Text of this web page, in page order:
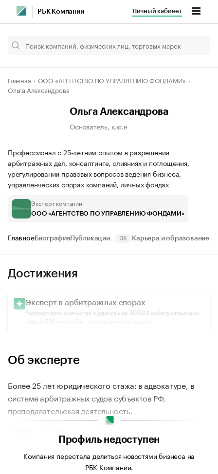
РБК Компании Личный кабинет
Главная
ООО «АГЕНТСТВО ПО УПРАВЛЕНИЮ ФОНДАМИ»
Ольга Александрова
Ольга Александрова
Основатель, к.ю.н
Профессионал с 25-летним опытом в разрешении
арбитражных дел, консалтинге, слияниях и поглощения,
урегулировании правовых вопросов ведения бизнеса,
управленческих спорах компаний, личных фондах
Эксперт компании
ООО «АГЕНТСТВО ПО УПРАВЛЕНИЮ ФОНДАМИ»
ГлавноеБиографияПубликации 38 Карьера и образование
Достижения
Эксперт в арбитражных спорах
Рассмотрено в качестве судьи свыше 30 000 арбитражных дел,
свыше 500 участий в переговорах фаундеров
Об эксперте
Более 25 лет юридического стажа: в адвокатуре, в
системе арбитражных судов субъектов РФ,
преподавательская деятельность.
С 1998 по 2020 годы профессиональная деятельность
связана с судебной системой, работала:
в Арбитражных судах субъектов Российской
Профиль недоступен
Компания перестала делиться новостями бизнеса на
РБК Компании.